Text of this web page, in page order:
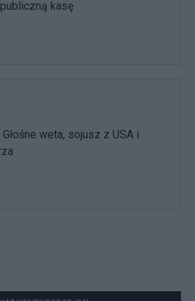
kasę
weta, sojusz z USA i